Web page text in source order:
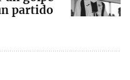
partido